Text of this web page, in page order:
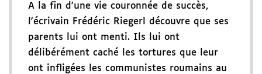
A la fin d'une vie couronnée de succès,
l'écrivain Frédéric Riegerl découvre que ses
parents lui ont menti. Ils lui ont
délibérément caché les tortures que leur
ont infligées les communistes roumains au